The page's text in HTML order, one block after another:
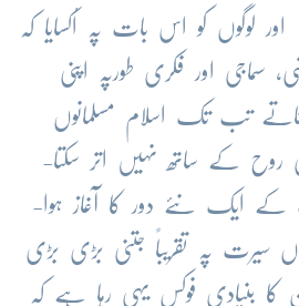
لوگوں کو اس بات پہ اُکسایا کہ
اور فکری طورپہ اپنی
تب تک اسلام مسلمانوں
روح کے ساتھ نہیں اتر سکتا-
ایک نئے دور کا آغاز ہوا-
سیرت پہ تقریباً جتنی بڑی بڑی
بنیادی فوکس یہی رہا ہے کہ